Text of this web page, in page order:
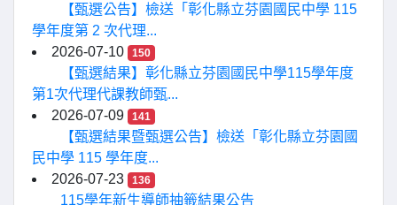
【甄選公告】檢送「彰化縣立芬園國民中學 115
學年度第 2 次代理...
2026-07-10
150
【甄選結果】彰化縣立芬園國民中學115學年度
第1次代理代課教師甄...
2026-07-09
141
【甄選結果暨甄選公告】檢送「彰化縣立芬園國
民中學 115 學年度...
2026-07-23
136
115學年新生導師抽籤結果公告